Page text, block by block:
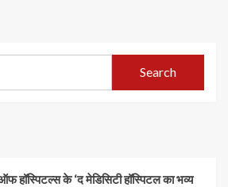
Search
हॉस्पिटल्स के ‘द मेडिसिटी हॉस्पिटल का भव्य